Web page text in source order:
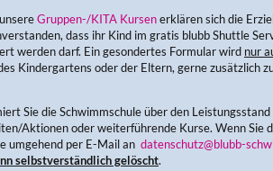
Gruppen-/KITA Kursenerklären sich die
dass ihr Kind im gratis blubb Shuttle
werden darf. Ein gesondertes Formular wird nur
Kindergartens oder der Eltern, gerne zusätzlich
Sie die Schwimmschule über den
Aktionen oder weiterführende Kurse. Wenn Sie
umgehend per E-Mail an datenschutz@blubb-
selbstverständlich gelöscht.